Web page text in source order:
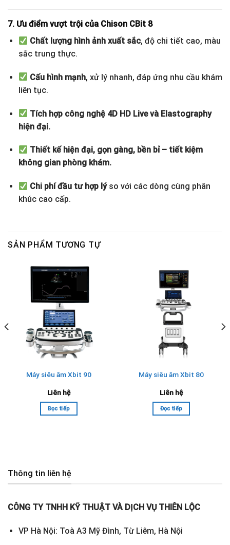
7. Ưu điểm vượt trội của Chison CBit 8
Chất lượng hình ảnh xuất sắc, độ chi tiết cao, màu
sắc trung thực.
Cấu hình mạnh, xử lý nhanh, đáp ứng nhu cầu khám
liên tục.
Tích hợp công nghệ 4D HD Live và Elastography
hiện đại.
Thiết kế hiện đại, gọn gàng, bền bỉ – tiết kiệm
không gian phòng khám.
Chi phí đầu tư hợp lýso với các dòng cùng phân
khúc cao cấp.
SẢN PHẨM TƯƠNG TỰ
Máy siêu âm Xbit 90
Liên hệ
Đọc tiếp
Máy siêu âm Xbit 80
Liên hệ
Đọc tiếp
Thông tin liên hệ
CÔNG TY TNHH KỸ THUẬT VÀ DỊCH VỤ THIÊN LỘC
VP Hà Nội: Toà A3 Mỹ Đình, Từ Liêm, Hà Nội